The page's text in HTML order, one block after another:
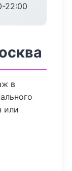
22:00
в
или